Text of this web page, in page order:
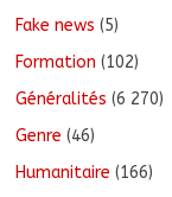
Fake news (5)
Formation (102)
Généralités (6 270)
Genre (46)
Humanitaire (166)